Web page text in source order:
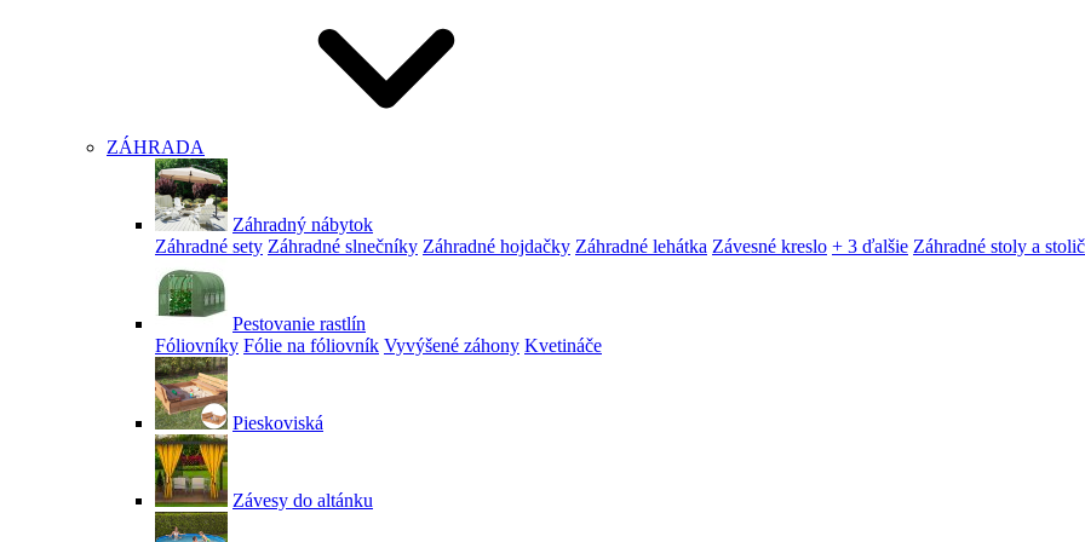
ZÁHRADA
Záhradný nábytok
Záhradné sety Záhradné slnečníky Záhradné hojdačky Záhradné lehátka Závesné kreslo + 3 ďalšie Záhradné stoly a
Pestovanie rastlín
Fóliovníky Fólie na fóliovník Vyvýšené záhony Kvetináče
Pieskoviská
Závesy do altánku